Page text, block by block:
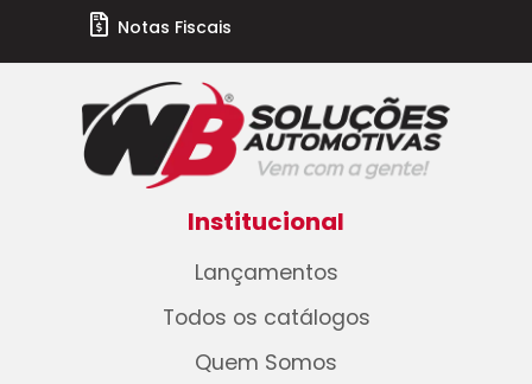
Notas Fiscais
Institucional
Lançamentos
Todos os catálogos
Quem Somos